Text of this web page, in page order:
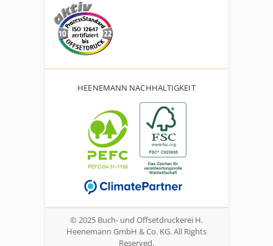
HEENEMANN NACHHALTIGKEIT
© 2025 Buch- und Offsetdruckerei H.
Heenemann GmbH & Co. KG. All Rights
Reserved.